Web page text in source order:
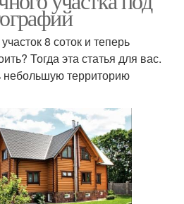
8 соток и теперь
Тогда эта статья для вас.
небольшую территорию